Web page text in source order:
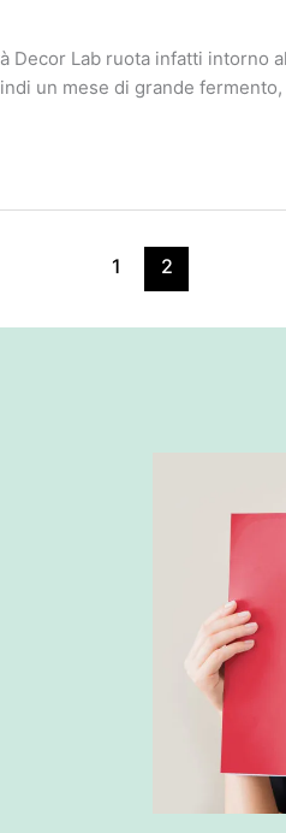
Decor Lab ruota infatti
un mese di grande
1 2